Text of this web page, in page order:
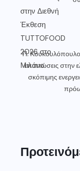
Π.
επιπτώσεις στην
σκόπιμης